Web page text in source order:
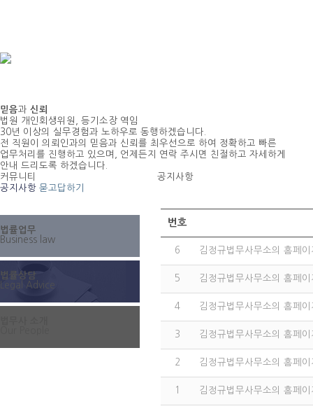
믿음과 신뢰
법원 개인회생위원, 등기소장 역임
30년 이상의 실무경험과 노하우로 동행하겠습니다.
전 직원이 의뢰인과의 믿음과 신뢰를 최우선으로 하여 정확하고 빠른
업무처리를 진행하고 있으며, 언제든지 연락 주시면 친절하고 자세하게
안내 드리도록 하겠습니다.
커뮤니티
공지사항
공지사항 묻고답하기
법률업무
Business law
법률상담
Legal Advice
번호
6 김정규법무사무소의 홈페
5 김정규법무사무소의 홈페
4 김정규법무사무소의 홈페
3 김정규법무사무소의 홈페
2 김정규법무사무소의 홈페
1 김정규법무사무소의 홈페